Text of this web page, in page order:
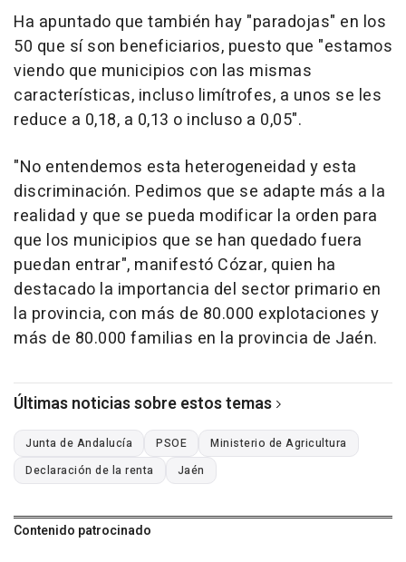
Ha apuntado que también hay "paradojas" en los
50 que sí son beneficiarios, puesto que "estamos
viendo que municipios con las mismas
características, incluso limítrofes, a unos se les
reduce a 0,18, a 0,13 o incluso a 0,05".
"No entendemos esta heterogeneidad y esta
discriminación. Pedimos que se adapte más a la
realidad y que se pueda modificar la orden para
que los municipios que se han quedado fuera
puedan entrar", manifestó Cózar, quien ha
destacado la importancia del sector primario en
la provincia, con más de 80.000 explotaciones y
más de 80.000 familias en la provincia de Jaén.
Últimas noticias sobre estos temas
Junta de Andalucía PSOE
Ministerio de Agricultura
Declaración de la renta
Jaén
Contenido patrocinado